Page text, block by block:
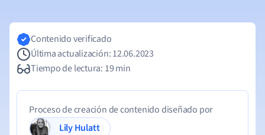
Contenido verificado
Última actualización: 12.06.2023
Tiempo de lectura: 19 min
Proceso de creación de contenido diseñado por
Lily Hulatt